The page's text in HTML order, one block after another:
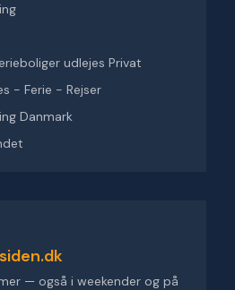
udlejes Privat
- Ferie - Rejser
Danmark
— også i weekender og på